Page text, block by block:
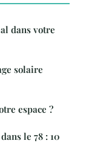
dans votre
solaire
espace ?
le 78 : 10